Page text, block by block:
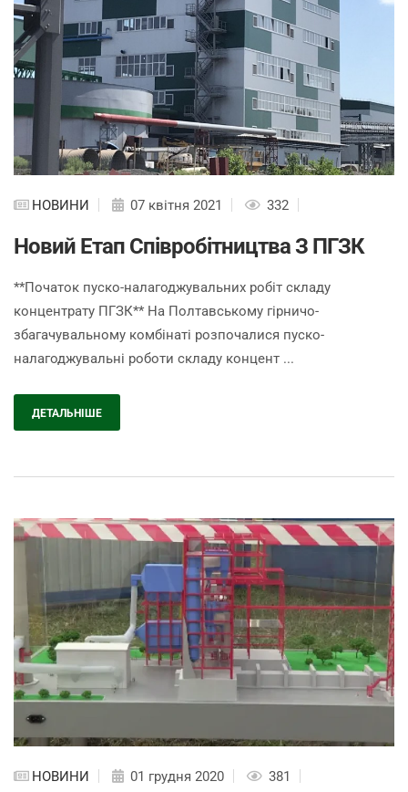
НОВИНИ 07 квітня 2021 332
Новий Етап Співробітництва З ПГЗК
**Початок пуско-налагоджувальних робіт складу
концентрату ПГЗК** На Полтавському гірничо-
збагачувальному комбінаті розпочалися пуско-
налагоджувальні роботи складу концент ...
ДЕТАЛЬНІШЕ
НОВИНИ 01 грудня 2020 381